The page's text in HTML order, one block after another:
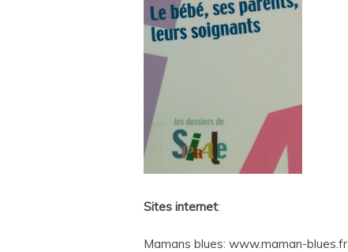
Sites internet:
Mamans blues: www.maman-blues.fr